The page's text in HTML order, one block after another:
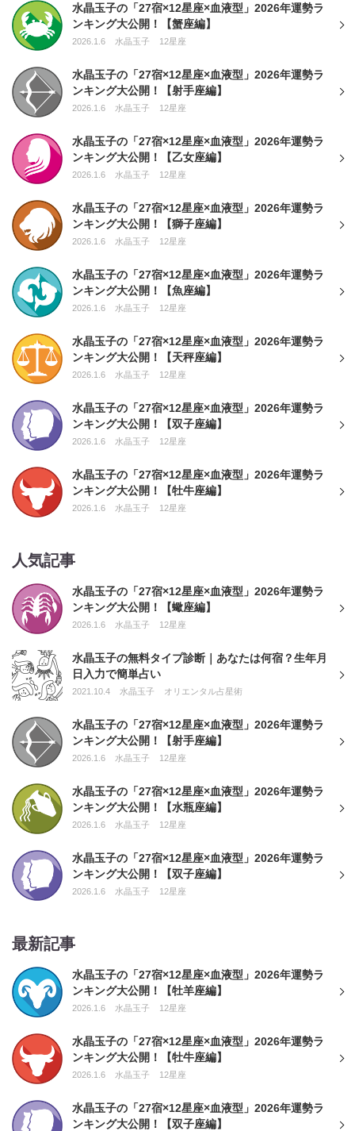
水晶玉子の「27宿×12星座×血液型」2026年運勢ラ
ンキング大公開！【蟹座編】
2026.1.6 水晶玉子 12星座
水晶玉子の「27宿×12星座×血液型」2026年運勢ラ
ンキング大公開！【射手座編】
2026.1.6 水晶玉子 12星座
水晶玉子の「27宿×12星座×血液型」2026年運勢ラ
ンキング大公開！【乙女座編】
2026.1.6 水晶玉子 12星座
水晶玉子の「27宿×12星座×血液型」2026年運勢ラ
ンキング大公開！【獅子座編】
2026.1.6 水晶玉子 12星座
水晶玉子の「27宿×12星座×血液型」2026年運勢ラ
ンキング大公開！【魚座編】
2026.1.6 水晶玉子 12星座
水晶玉子の「27宿×12星座×血液型」2026年運勢ラ
ンキング大公開！【天秤座編】
2026.1.6 水晶玉子 12星座
水晶玉子の「27宿×12星座×血液型」2026年運勢ラ
ンキング大公開！【双子座編】
2026.1.6 水晶玉子 12星座
水晶玉子の「27宿×12星座×血液型」2026年運勢ラ
ンキング大公開！【牡牛座編】
2026.1.6 水晶玉子 12星座
人気記事
水晶玉子の「27宿×12星座×血液型」2026年運勢ラ
ンキング大公開！【蠍座編】
2026.1.6 水晶玉子 12星座
水晶玉子の無料タイプ診断｜あなたは何宿？生年月
日入力で簡単占い
2021.10.4 水晶玉子 オリエンタル占星術
水晶玉子の「27宿×12星座×血液型」2026年運勢ラ
ンキング大公開！【射手座編】
2026.1.6 水晶玉子 12星座
水晶玉子の「27宿×12星座×血液型」2026年運勢ラ
ンキング大公開！【水瓶座編】
2026.1.6 水晶玉子 12星座
水晶玉子の「27宿×12星座×血液型」2026年運勢ラ
ンキング大公開！【双子座編】
2026.1.6 水晶玉子 12星座
最新記事
水晶玉子の「27宿×12星座×血液型」2026年運勢ラ
ンキング大公開！【牡羊座編】
2026.1.6 水晶玉子 12星座
水晶玉子の「27宿×12星座×血液型」2026年運勢ラ
ンキング大公開！【牡牛座編】
2026.1.6 水晶玉子 12星座
水晶玉子の「27宿×12星座×血液型」2026年運勢ラ
ンキング大公開！【双子座編】